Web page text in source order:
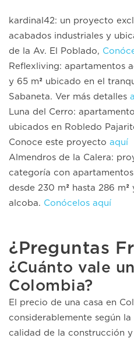
kardinal42: un proyecto
acabados industriales y
de la Av. El Poblado,
Reflexliving: apartamentos
y 65 m² ubicado en el
Sabaneta. Ver más detalles
Luna del Cerro:
ubicados en Robledo
Conoce este proyecto aquí
Almendros de la Calera:
categoría con
desde 230 m² hasta 286
alcoba. Conócelos aquí
¿Preguntas
¿Cuánto vale
Colombia?
El precio de una casa en
considerablemente según
calidad de la construcción